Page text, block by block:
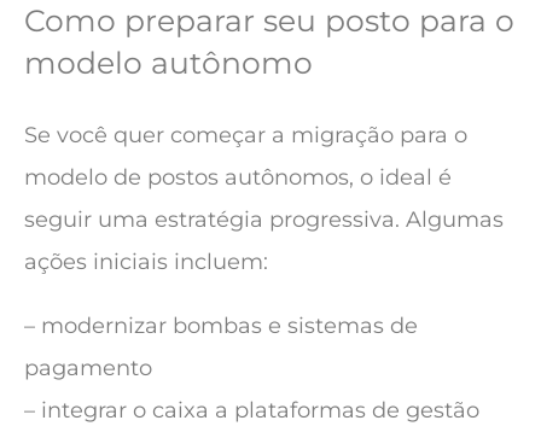
Como preparar seu posto para o
modelo autônomo
Se você quer começar a migração para o
modelo de postos autônomos, o ideal é
seguir uma estratégia progressiva. Algumas
ações iniciais incluem:
– modernizar bombas e sistemas de
pagamento
– integrar o caixa a plataformas de gestão